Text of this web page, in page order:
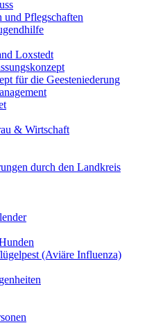
und Pflegschaften
Loxstedt
für die Geesteniederung
& Wirtschaft
durch den Landkreis
(Aviäre Influenza)